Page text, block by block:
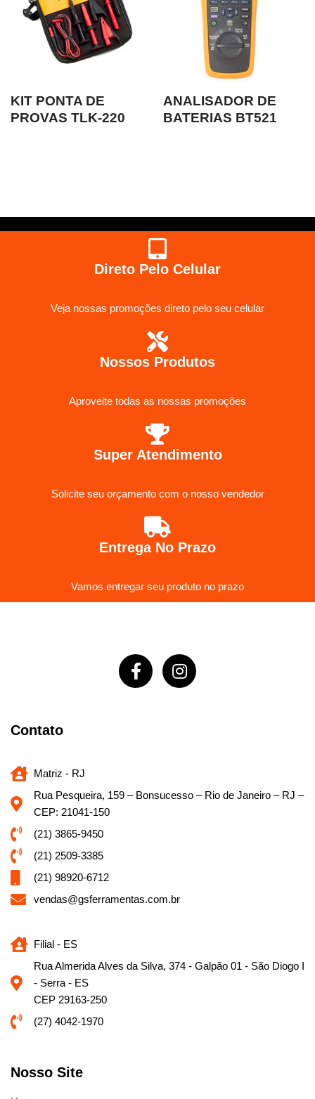
KIT PONTA DE
PROVAS TLK-220
ANALISADOR DE
BATERIAS BT521
Direto Pelo Celular
Veja nossas promoções direto pelo seu celular
Nossos Produtos
Aproveite todas as nossas promoções
Super Atendimento
Solicite seu orçamento com o nosso vendedor
Entrega No Prazo
Vamos entregar seu produto no prazo
Contato
Matriz - RJ
Rua Pesqueira, 159 – Bonsucesso – Rio de Janeiro – RJ –
CEP: 21041-150
(21) 3865-9450
(21) 2509-3385
(21) 98920-6712
vendas@gsferramentas.com.br
Filial - ES
Rua Almerida Alves da Silva, 374 - Galpão 01 - São Diogo I
- Serra - ES
CEP 29163-250
(27) 4042-1970
Nosso Site